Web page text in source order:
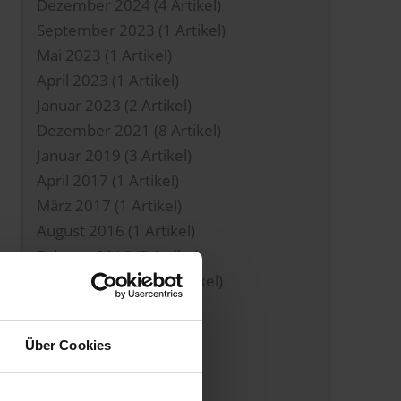
Über Cookies
Dezember 2024 (4 Artikel)
September 2023 (1 Artikel)
Mai 2023 (1 Artikel)
April 2023 (1 Artikel)
Januar 2023 (2 Artikel)
Dezember 2021 (8 Artikel)
Januar 2019 (3 Artikel)
April 2017 (1 Artikel)
März 2017 (1 Artikel)
August 2016 (1 Artikel)
Februar 2016(9 Artikel)
November 2014(1 Artikel)
August 2014
Januar 2014